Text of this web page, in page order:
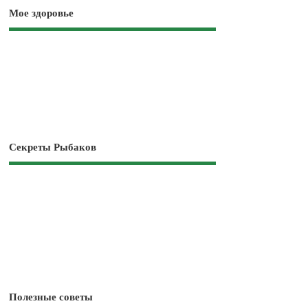
Мое здоровье
Секреты Рыбаков
Полезные советы